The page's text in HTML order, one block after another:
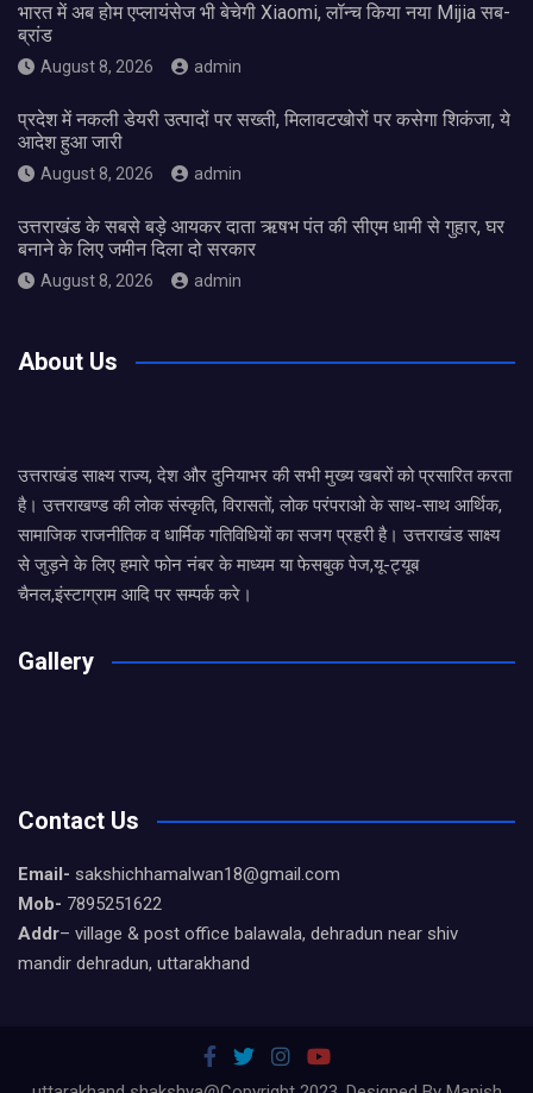
भारत में अब होम एप्लायंसेज भी बेचेगी Xiaomi, लॉन्च किया नया Mijia सब-
ब्रांड
August 8, 2026 admin
प्रदेश में नकली डेयरी उत्पादों पर सख्ती, मिलावटखोरों पर कसेगा शिकंजा, ये
आदेश हुआ जारी
August 8, 2026 admin
उत्तराखंड के सबसे बड़े आयकर दाता ऋषभ पंत की सीएम धामी से गुहार, घर
बनाने के लिए जमीन दिला दो सरकार
August 8, 2026 admin
About Us
उत्तराखंड साक्ष्य राज्य, देश और दुनियाभर की सभी मुख्य खबरों को प्रसारित करता
है। उत्तराखण्ड की लोक संस्कृति, विरासतों, लोक परंपराओ के साथ-साथ आर्थिक,
सामाजिक राजनीतिक व धार्मिक गतिविधियों का सजग प्रहरी है। उत्तराखंड साक्ष्य
से जुड़ने के लिए हमारे फोन नंबर के माध्यम या फेसबुक पेज,यू-ट्यूब
चैनल,इंस्टाग्राम आदि पर सम्पर्क करे।
Gallery
Contact Us
Email- sakshichhamalwan18@gmail.com
Mob- 7895251622
Addr– village & post office balawala, dehradun near shiv
mandir dehradun, uttarakhand